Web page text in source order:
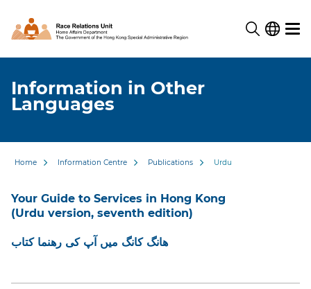
Information in Other
Languages
Home Information Centre Publications Urdu
Your Guide to Services in Hong Kong
(Urdu version, seventh edition)
ھانگ کانگ میں آپ کی رھنما کتاب